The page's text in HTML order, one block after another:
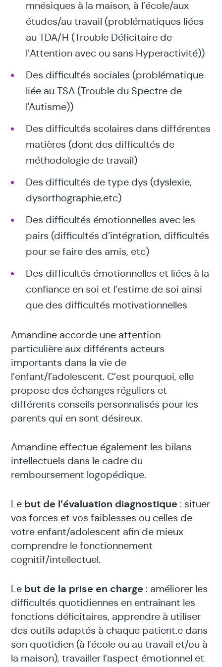
mnésiques à la maison, à l’école/aux
études/au travail (problématiques liées
au TDA/H (Trouble Déficitaire de
l’Attention avec ou sans Hyperactivité))
Des difficultés sociales (problématique
liée au TSA (Trouble du Spectre de
l'Autisme))
Des difficultés scolaires dans différentes
matières (dont des difficultés de
méthodologie de travail)
Des difficultés de type dys (dyslexie,
dysorthographie,etc)
Des difficultés émotionnelles avec les
pairs (difficultés d’intégration, difficultés
pour se faire des amis, etc)
Des difficultés émotionnelles et liées à la
confiance en soi et l’estime de soi ainsi
que des difficultés motivationnelles
Amandine accorde une attention
particulière aux différents acteurs
importants dans la vie de
l’enfant/l’adolescent. C’est pourquoi, elle
propose des échanges réguliers et
différents conseils personnalisés pour les
parents qui en sont désireux.
Amandine effectue également les bilans
intellectuels dans le cadre du
remboursement logopédique.
Le but de l’évaluation diagnostique : situer
vos forces et vos faiblesses ou celles de
votre enfant/adolescent afin de mieux
comprendre le fonctionnement
cognitif/intellectuel.
Le but de la prise en charge : améliorer les
difficultés quotidiennes en entraînant les
fonctions déficitaires, apprendre à utiliser
des outils adaptés à chaque patient.e dans
son quotidien (à l’école ou au travail et/ou à
la maison), travailler l’aspect émotionnel et